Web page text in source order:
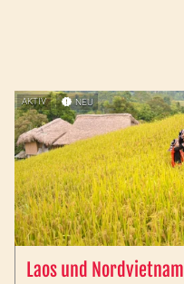
AKTIV NEU
Laos und Nordvietnam